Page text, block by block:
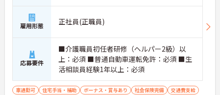
雇用形態 正社員(正職員)
応募要件
■介護職員初任者研修（ヘルパー2級）以
上：必須 ■普通自動車運転免許：必須 ■生
活相談員経験1年以上：必須
車通勤可 住宅手当・補助 ボーナス・賞与あり 社会保険完備 交通費支給